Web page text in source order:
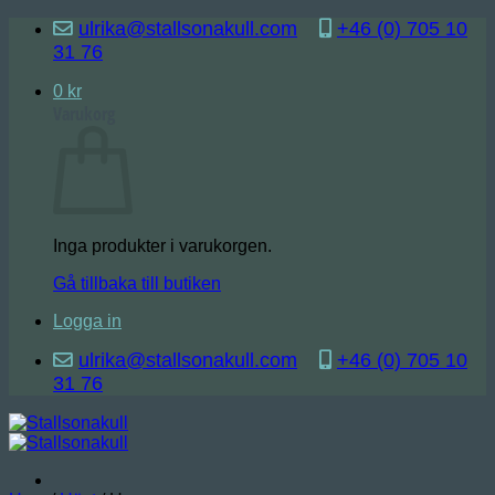
Skip
content
ulrika@stallsonakull.com
+46 (0) 705 10
31 76
0 kr
Inga produkter i varukorgen.
Gå tillbaka till butiken
Logga in
ulrika@stallsonakull.com
+46 (0) 705 10
31 76